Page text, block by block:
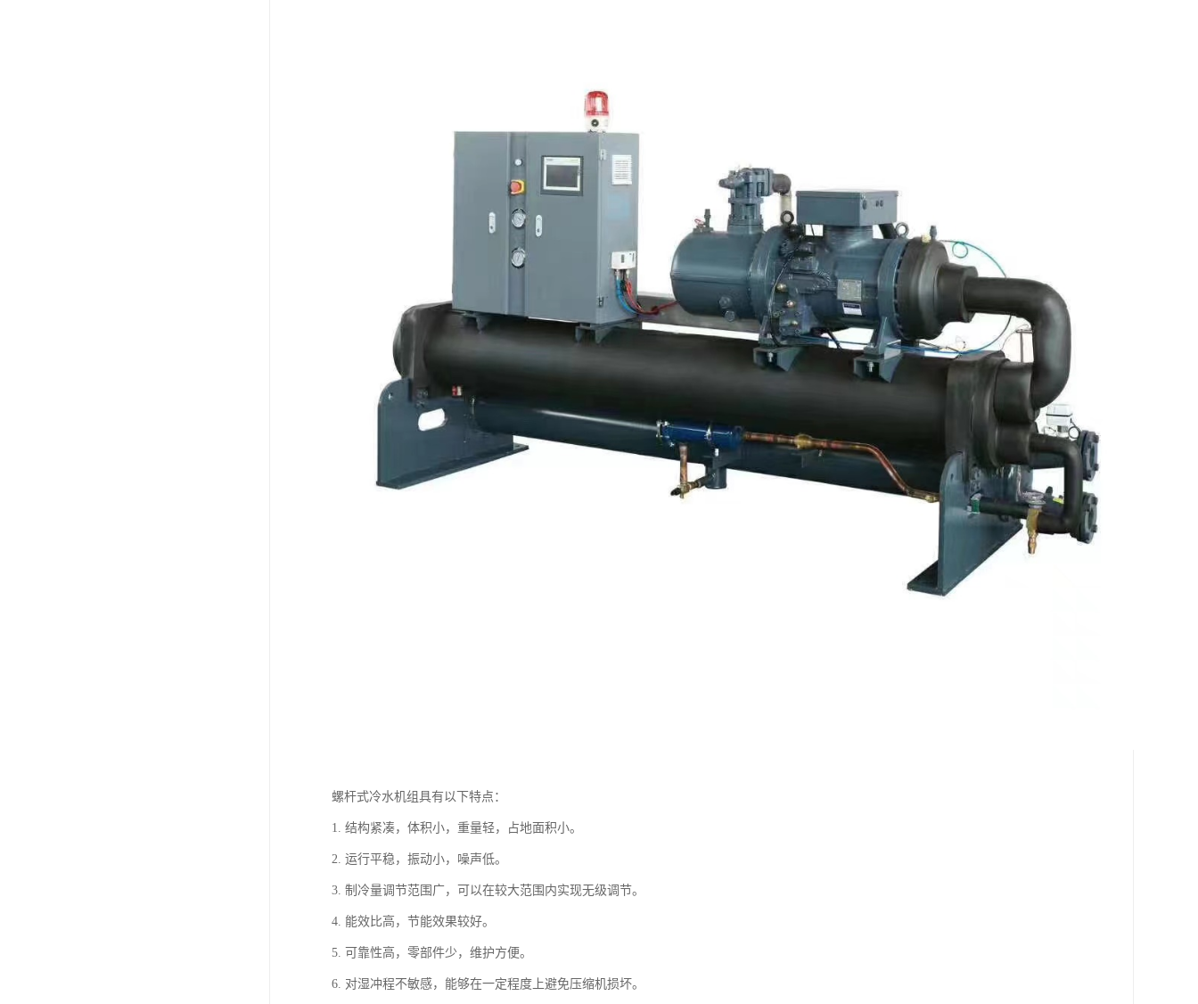
螺杆式冷水机组具有以下特点：
1. 结构紧凑，体积小，重量轻，占地面积小。
2. 运行平稳，振动小，噪声低。
3. 制冷量调节范围广，可以在较大范围内实现无级调节。
4. 能效比高，节能效果较好。
5. 可靠性高，零部件少，维护方便。
6. 对湿冲程不敏感，能够在一定程度上避免压缩机损坏。